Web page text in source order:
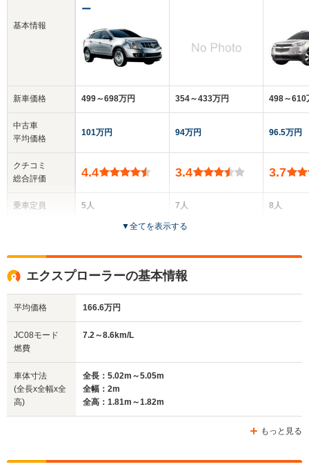
基本情報
新車価格
中古車
平均価格
クチコミ
総合評価
乗車定員
サイズ
(全長x全幅x全高)
ー
499～698万円
101万円
4.4
5人
1.69m
全幅
1.91m
354～433万円
94万円
3.4
7人
5ドア
498～610
96.5万円
3.7
8人
▼全てを表示する
エクスプローラーの基本情報
平均価格 166.6万円
JC08モード
燃費
7.2～8.6km/L
車体寸法
(全長x全幅x全
高)
全長：5.02m～5.05m
全幅：2m
全高：1.81m～1.82m
もっと見る